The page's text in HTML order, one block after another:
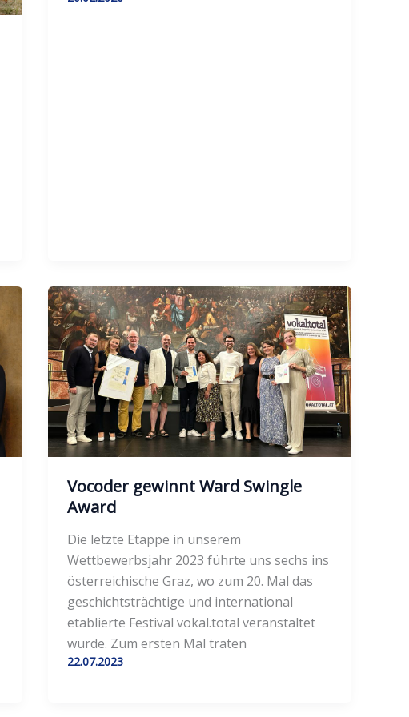
Vocoder gewinnt Ward Swingle
Award
Die letzte Etappe in unserem
Wettbewerbsjahr 2023 führte uns sechs ins
österreichische Graz, wo zum 20. Mal das
geschichtsträchtige und international
etablierte Festival vokal.total veranstaltet
wurde. Zum ersten Mal traten
22.07.2023